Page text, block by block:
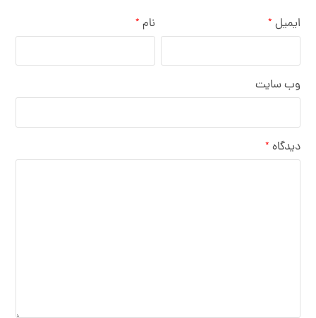
نام * ایمیل *
وب‌ سایت
دیدگاه *